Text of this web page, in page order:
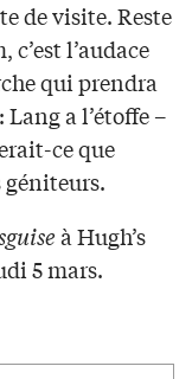
de visite. Reste
l’audace
qui prendra
a l’étoffe –
ce que
à Hugh’s
5 mars.